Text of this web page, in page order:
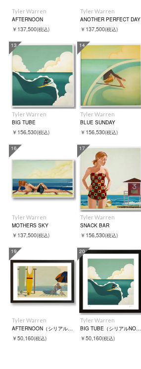
Tyler Warren
AFTERNOON
￥137,500(税込)
Tyler Warren
ANOTHER PERFECT DAY
￥137,500(税込)
13
Tyler Warren
BIG TUBE
￥156,530(税込)
14
Tyler Warren
BLUE SUNDAY
￥156,530(税込)
16
Tyler Warren
MOTHERS SKY
￥137,500(税込)
17
Tyler Warren
SNACK BAR
￥156,530(税込)
19
Tyler Warren
AFTERNOON（シリアルNO入）
￥50,160(税込)
20
Tyler Warren
BIG TUBE（シリアルNO入）
￥50,160(税込)